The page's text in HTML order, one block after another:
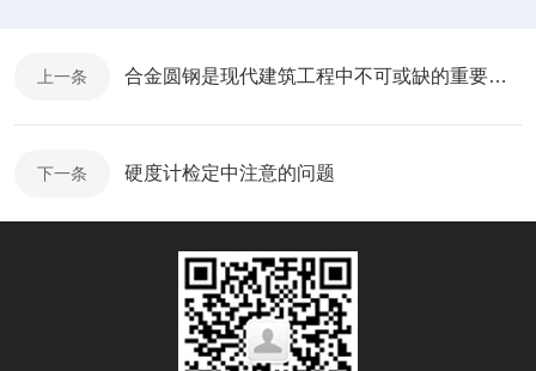
上一条 合金圆钢是现代建筑工程中不可或缺的重要材料
下一条 硬度计检定中注意的问题